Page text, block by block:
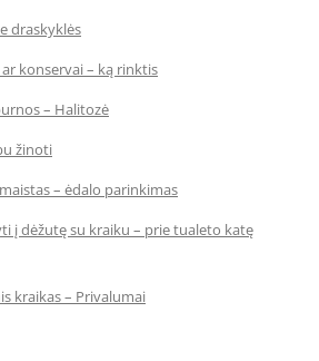
draskyklės
konservai – ką rinktis
– Halitozė
žinoti
– ėdalo parinkimas
į dėžutę su kraiku – prie tualeto katę
kraikas – Privalumai